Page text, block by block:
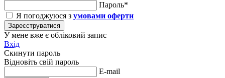
Пароль*
Я погоджуюся з умовами оферти
Зареєструватися
У мене вже є обліковий запис
Вхід
Скинути пароль
Відновіть свій пароль
E-mail